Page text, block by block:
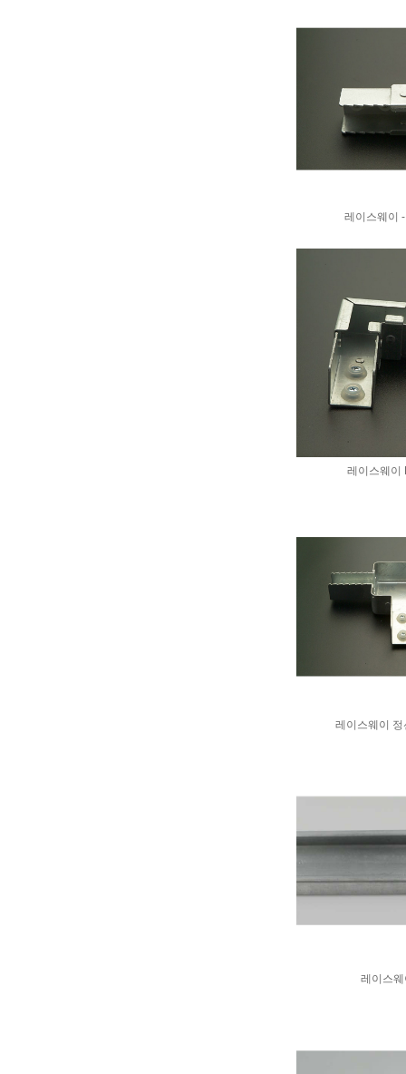
레이스웨이
레이스웨이
레이스웨이 정
레이스